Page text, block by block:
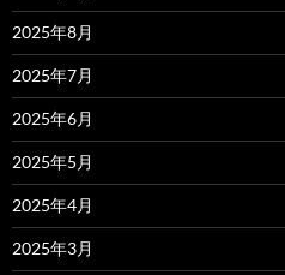
2025年8月
2025年7月
2025年6月
2025年5月
2025年4月
2025年3月